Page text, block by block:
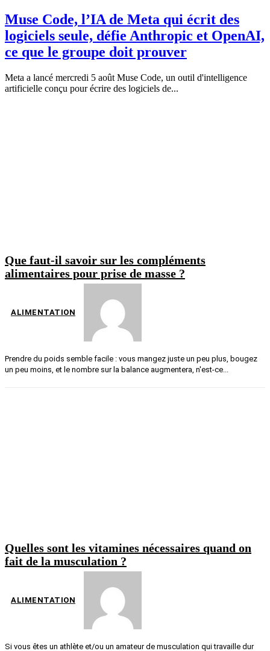
Muse Code, l’IA de Meta qui écrit des
logiciels seule, défie Anthropic et OpenAI,
ce que le groupe doit prouver
Meta a lancé mercredi 5 août Muse Code, un outil d'intelligence
artificielle conçu pour écrire des logiciels de...
Que faut-il savoir sur les compléments
alimentaires pour prise de masse ?
ALIMENTATION
Prendre du poids semble facile : vous mangez juste un peu plus, bougez
un peu moins, et le nombre sur la balance augmentera, n'est-ce...
Quelles sont les vitamines nécessaires quand on
fait de la musculation ?
ALIMENTATION
Si vous êtes un athlète et/ou un amateur de musculation qui travaille dur